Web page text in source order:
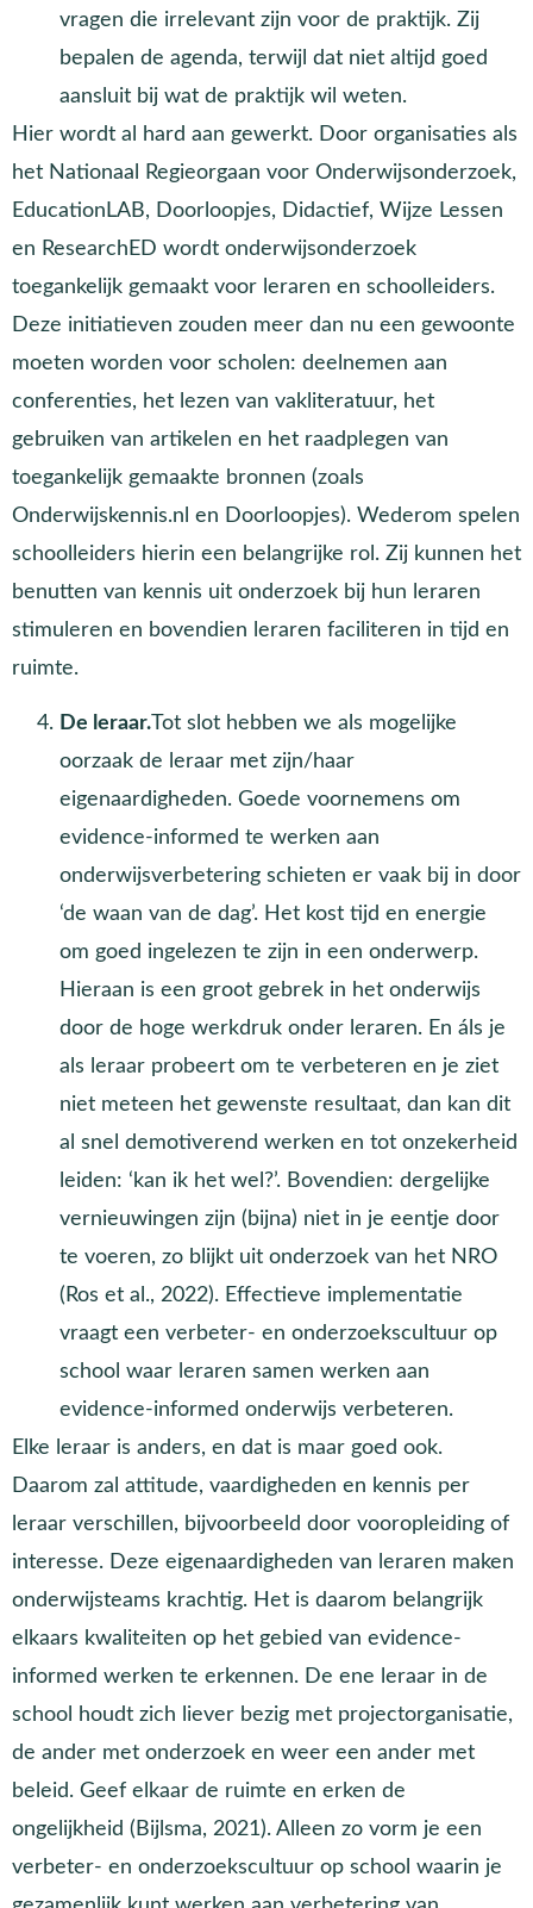
vragen die irrelevant zijn voor de praktijk. Zij
bepalen de agenda, terwijl dat niet altijd goed
aansluit bij wat de praktijk wil weten.
Hier wordt al hard aan gewerkt. Door organisaties als
het Nationaal Regieorgaan voor Onderwijsonderzoek,
EducationLAB, Doorloopjes, Didactief, Wijze Lessen
en ResearchED wordt onderwijsonderzoek
toegankelijk gemaakt voor leraren en schoolleiders.
Deze initiatieven zouden meer dan nu een gewoonte
moeten worden voor scholen: deelnemen aan
conferenties, het lezen van vakliteratuur, het
gebruiken van artikelen en het raadplegen van
toegankelijk gemaakte bronnen (zoals
Onderwijskennis.nl en Doorloopjes). Wederom spelen
schoolleiders hierin een belangrijke rol. Zij kunnen het
benutten van kennis uit onderzoek bij hun leraren
stimuleren en bovendien leraren faciliteren in tijd en
ruimte.
De leraar.Tot slot hebben we als mogelijke
oorzaak de leraar met zijn/haar
eigenaardigheden. Goede voornemens om
evidence-informed te werken aan
onderwijsverbetering schieten er vaak bij in door
‘de waan van de dag’. Het kost tijd en energie
om goed ingelezen te zijn in een onderwerp.
Hieraan is een groot gebrek in het onderwijs
door de hoge werkdruk onder leraren. En áls je
als leraar probeert om te verbeteren en je ziet
niet meteen het gewenste resultaat, dan kan dit
al snel demotiverend werken en tot onzekerheid
leiden: ‘kan ik het wel?’. Bovendien: dergelijke
vernieuwingen zijn (bijna) niet in je eentje door
te voeren, zo blijkt uit onderzoek van het NRO
(Ros et al., 2022). Effectieve implementatie
vraagt een verbeter- en onderzoekscultuur op
school waar leraren samen werken aan
evidence-informed onderwijs verbeteren.
Elke leraar is anders, en dat is maar goed ook.
Daarom zal attitude, vaardigheden en kennis per
leraar verschillen, bijvoorbeeld door vooropleiding of
interesse. Deze eigenaardigheden van leraren maken
onderwijsteams krachtig. Het is daarom belangrijk
elkaars kwaliteiten op het gebied van evidence-
informed werken te erkennen. De ene leraar in de
school houdt zich liever bezig met projectorganisatie,
de ander met onderzoek en weer een ander met
beleid. Geef elkaar de ruimte en erken de
ongelijkheid (Bijlsma, 2021). Alleen zo vorm je een
verbeter- en onderzoekscultuur op school waarin je